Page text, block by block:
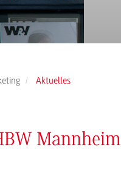
Aktuelles
Mannheim